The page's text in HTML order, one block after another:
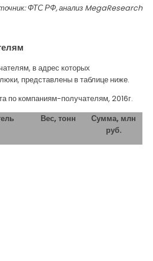
ФТС РФ, анализ MegaResearch
в адрес которых
представлены в таблице ниже.
по компаниям-получателям, 2016г.
Вес, тонн
Сумма, млн
руб.